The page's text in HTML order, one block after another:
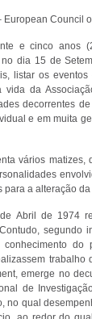
European Council
e cinco anos
dia 15 de
listar os
vida da
decorrentes
e em muita
vários
a alteração
Abril de 1974
segundo
emerge no
de
no qual